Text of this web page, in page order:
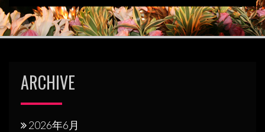
ョ
ン
ARCHIVE
2026年6月